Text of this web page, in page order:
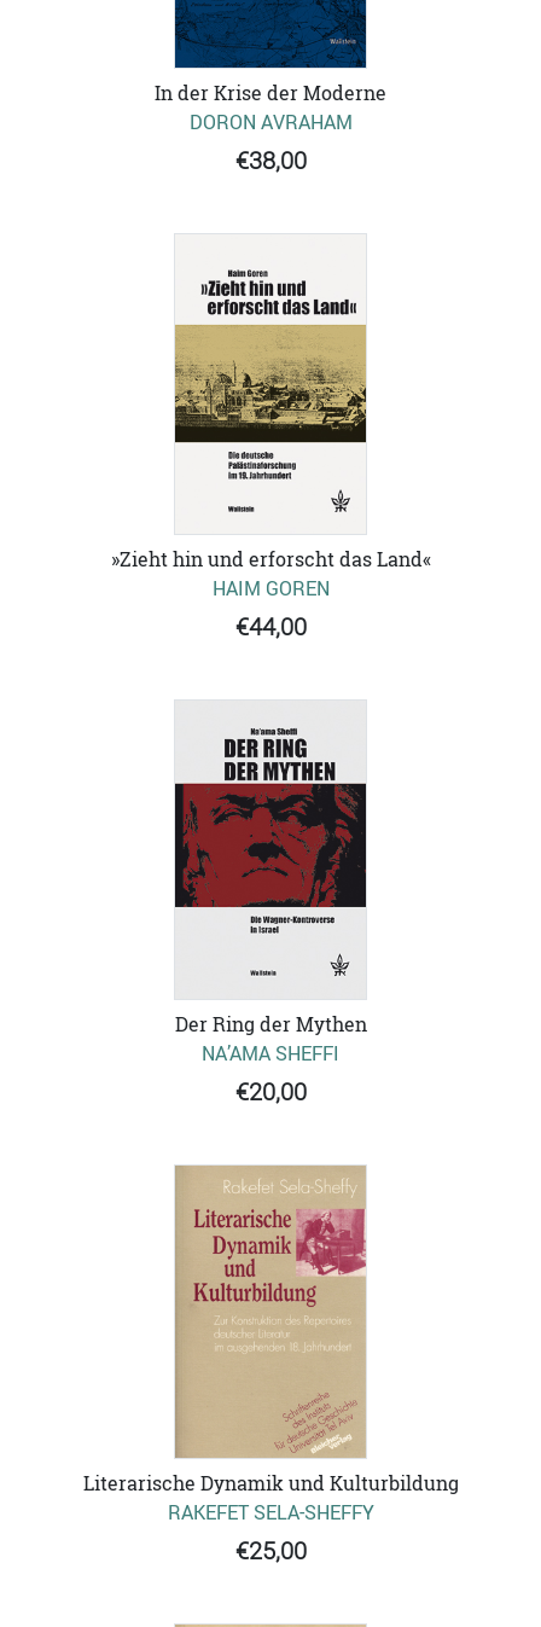
In der Krise der Moderne
DORON AVRAHAM
€38,00
»Zieht hin und erforscht das Land«
HAIM GOREN
€44,00
Der Ring der Mythen
NA’AMA SHEFFI
€20,00
Literarische Dynamik und Kulturbildung
RAKEFET SELA-SHEFFY
€25,00